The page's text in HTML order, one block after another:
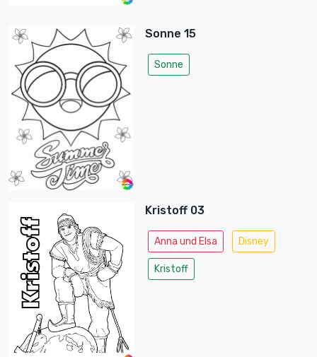
Sonne 15
Sonne
Kristoff 03
Anna und Elsa Disney
Kristoff